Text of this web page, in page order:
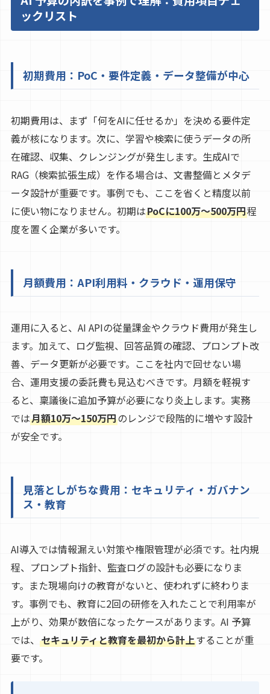
ックリスト
初期費用：PoC・要件定義・データ整備が中心
初期費用は、まず「何をAIに任せるか」を決める要件定
義が核になります。次に、学習や検索に使うデータの所
在確認、収集、クレンジングが発生します。生成AIで
RAG（検索拡張生成）を作る場合は、文書整備とメタデ
ータ設計が重要です。事例でも、ここを省くと精度以前
に使い物になりません。初期はPoCに100万〜500万円程
度を置く企業が多いです。
月額費用：API利用料・クラウド・運用保守
運用に入ると、AI APIの従量課金やクラウド費用が発生し
ます。加えて、ログ監視、回答品質の確認、プロンプト改
善、データ更新が必要です。ここを社内で回せない場
合、運用支援の委託費も見込むべきです。月額を軽視す
ると、稟議後に追加予算が必要になり炎上します。実務
では月額10万〜150万円のレンジで段階的に増やす設計
が安全です。
見落としがちな費用：セキュリティ・ガバナン
ス・教育
AI導入では情報漏えい対策や権限管理が必須です。社内規
程、プロンプト指針、監査ログの設計も必要になりま
す。また現場向けの教育がないと、使われずに終わりま
す。事例でも、教育に2回の研修を入れたことで利用率が
上がり、効果が数倍になったケースがあります。AI 予算
では、 セキュリティと教育を最初から計上することが重
要です。